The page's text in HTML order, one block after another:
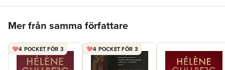
Mer från samma författare
4 POCKET FÖR 3 4 POCKET FÖR 3